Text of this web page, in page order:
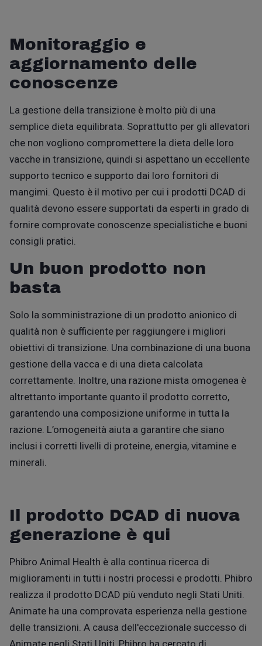
Monitoraggio e
aggiornamento delle
conoscenze
La gestione della transizione è molto più di una
semplice dieta equilibrata. Soprattutto per gli allevatori
che non vogliono compromettere la dieta delle loro
vacche in transizione, quindi si aspettano un eccellente
supporto tecnico e supporto dai loro fornitori di
mangimi. Questo è il motivo per cui i prodotti DCAD di
qualità devono essere supportati da esperti in grado di
fornire comprovate conoscenze specialistiche e buoni
consigli pratici.
Un buon prodotto non
basta
Solo la somministrazione di un prodotto anionico di
qualità non è sufficiente per raggiungere i migliori
obiettivi di transizione. Una combinazione di una buona
gestione della vacca e di una dieta calcolata
correttamente. Inoltre, una razione mista omogenea è
altrettanto importante quanto il prodotto corretto,
garantendo una composizione uniforme in tutta la
razione. L’omogeneità aiuta a garantire che siano
inclusi i corretti livelli di proteine, energia, vitamine e
minerali.
Il prodotto DCAD di nuova
generazione è qui
Phibro Animal Health è alla continua ricerca di
miglioramenti in tutti i nostri processi e prodotti. Phibro
realizza il prodotto DCAD più venduto negli Stati Uniti.
Animate ha una comprovata esperienza nella gestione
delle transizioni. A causa dell'eccezionale successo di
Animate negli Stati Uniti, Phibro ha cercato di